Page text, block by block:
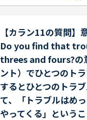
【カラン11の質問】
Do you find that
threes and fours?の
ント）でひとつのト
するとひとつのトラ
て、「トラブルはめ
やってくる」という